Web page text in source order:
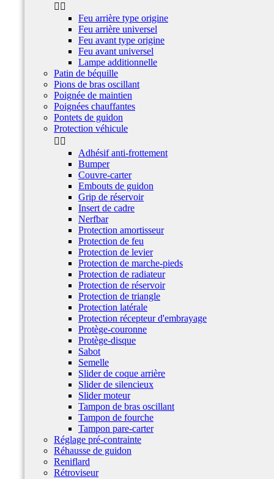
 
Feu arrière type origine
Feu arrière universel
Feu avant type origine
Feu avant universel
Lampe additionnelle
Patin de béquille
Pions de bras oscillant
Poignée de maintien
Poignées chauffantes
Pontets de guidon
Protection véhicule
 
Adhésif anti-frottement
Bumper
Couvre-carter
Embouts de guidon
Grip de réservoir
Insert de cadre
Nerfbar
Protection amortisseur
Protection de feu
Protection de levier
Protection de marche-pieds
Protection de radiateur
Protection de réservoir
Protection de triangle
Protection latérale
Protection récepteur d'embrayage
Protège-couronne
Protège-disque
Sabot
Semelle
Slider de coque arrière
Slider de silencieux
Slider moteur
Tampon de bras oscillant
Tampon de fourche
Tampon pare-carter
Réglage pré-contrainte
Réhausse de guidon
Reniflard
Rétroviseur